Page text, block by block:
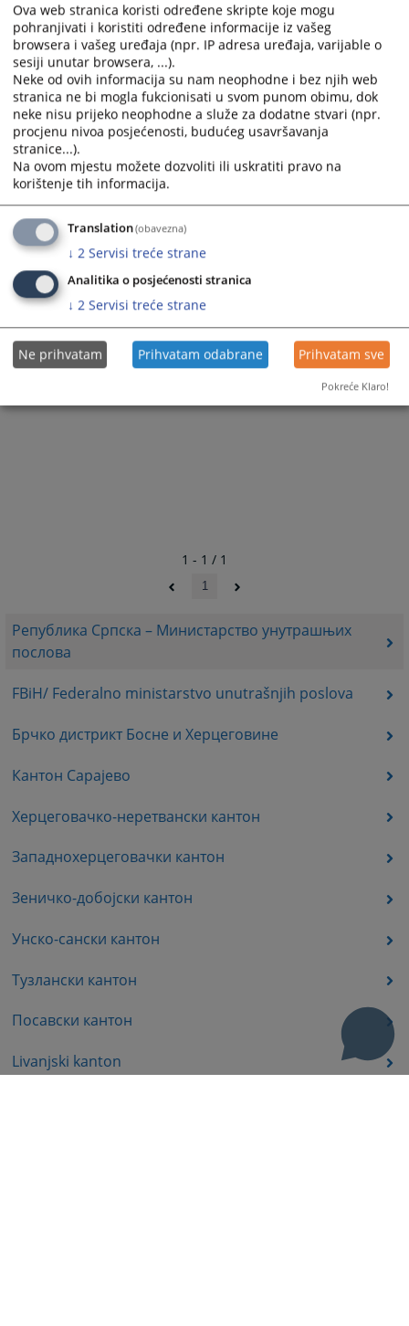
Република Српска – Министарство унутрашњих
послова
FBiH/ Federalno ministarstvo unutrašnjih poslova
Брчко дистрикт Босне и Херцеговине
Кантон Сарајево
Херцеговачко-неретвански кантон
Западнохерцеговачки кантон
Зеничко-добојски кантон
Унско-сански кантон
Тузлански кантон
Посавски кантон
Livanjski kanton
1 - 1 / 1
1
Ova web stranica koristi određene skripte koje mogu
pohranjivati i koristiti određene informacije iz vašeg
browsera i vašeg uređaja (npr. IP adresa uređaja, varijable o
sesiji unutar browsera, ...).
Neke od ovih informacija su nam neophodne i bez njih web
stranica ne bi mogla fukcionisati u svom punom obimu, dok
neke nisu prijeko neophodne a služe za dodatne stvari (npr.
procjenu nivoa posjećenosti, budućeg usavršavanja
stranice...).
Na ovom mjestu možete dozvoliti ili uskratiti pravo na
korištenje tih informacija.
Translation(obavezna)
↓ 2 Servisi treće strane
Analitika o posjećenosti stranica
↓ 2 Servisi treće strane
Ne prihvatam Prihvatam odabrane Prihvatam sve
Pokreće Klaro!